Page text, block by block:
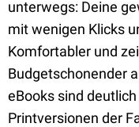
unterwegs: Deine
mit wenigen Klicks
Komfortabler und
Budgetschonender
eBooks sind
Printversionen der